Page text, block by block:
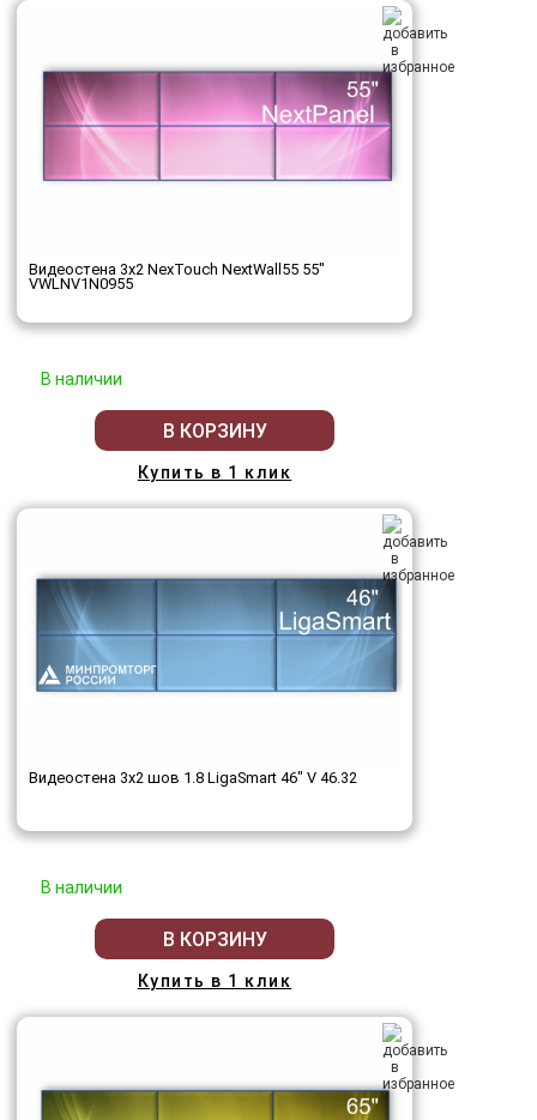
Видеостена 3x2 NexTouch NextWall55 55"
VWLNV1N0955
В наличии
В КОРЗИНУ
Купить в 1 клик
Видеостена 3x2 шов 1.8 LigaSmart 46" V 46.32
В наличии
В КОРЗИНУ
Купить в 1 клик